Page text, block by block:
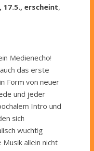
17.5., erscheint,
Medienecho!
das erste
Form von neuer
und jeder
Intro und
sich
wuchtig
Musik allein nicht